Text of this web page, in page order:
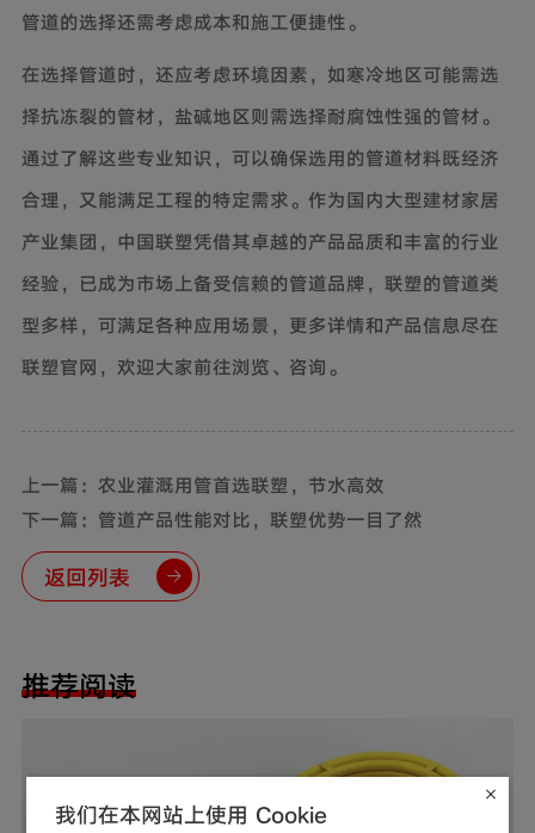
管道的选择还需考虑成本和施工便捷性。
在选择管道时，还应考虑环境因素，如寒冷地区可能需选
择抗冻裂的管材，盐碱地区则需选择耐腐蚀性强的管材。
通过了解这些专业知识，可以确保选用的管道材料既经济
合理，又能满足工程的特定需求。作为国内大型建材家居
产业集团，中国联塑凭借其卓越的产品品质和丰富的行业
经验，已成为市场上备受信赖的管道品牌，联塑的管道类
型多样，可满足各种应用场景，更多详情和产品信息尽在
联塑官网，欢迎大家前往浏览、咨询。
上一篇：农业灌溉用管首选联塑，节水高效
下一篇：管道产品性能对比，联塑优势一目了然
返回列表
推荐阅读
我们在本网站上使用 Cookie